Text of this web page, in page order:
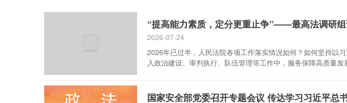
“提高能力素质，定分更重止争”——最高法调研
2026-07-24
2026年已过半，人民法院各项工作落实情况如何？如何坚持以
入政治建设、审判执行、队伍管理等工作中，服务保障高质量